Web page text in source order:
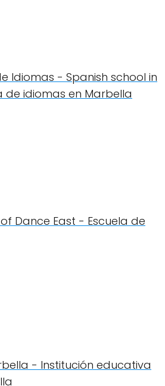
Idiomas - Spanish school in
de idiomas en Marbella
Dance East - Escuela de
- Institución educativa